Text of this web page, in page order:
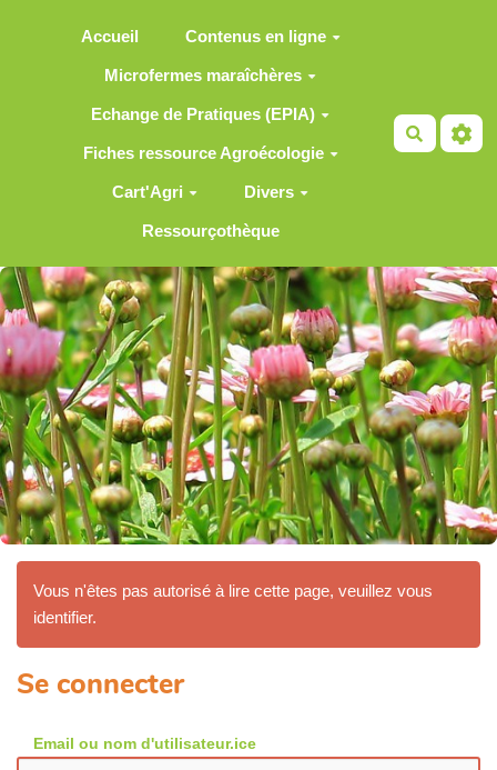
Accueil Contenus en ligne
Microfermes maraîchères
Echange de Pratiques (EPIA)
Fiches ressource Agroécologie
Cart'Agri Divers
Ressourçothèque
Vous n'êtes pas autorisé à lire cette page, veuillez vous
identifier.
Se connecter
Email ou nom d'utilisateur.ice